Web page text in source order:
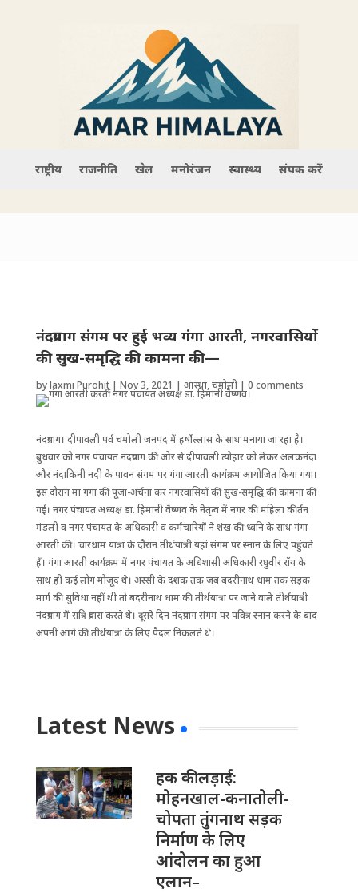
राष्ट्रीय राजनीति खेल मनोरंजन स्वास्थ्य संपर्क करें
नंदप्रयाग संगम पर हुई भव्य गंगा आरती, नगरवासियों
की सुख-समृद्घि की कामना की—
bylaxmi Purohit| Nov 3, 2021 | आस्था,चमोली| 0 comments
नंदप्रयाग। दीपावली पर्व चमोली जनपद में हर्षोल्लास के साथ मनाया जा रहा है।
बुधवार को नगर पंचायत नंदप्रयाग की ओर से दीपावली त्योहार को लेकर अलकनंदा
और नंदाकिनी नदी के पावन संगम पर गंगा आरती कार्यक्रम आयोजित किया गया।
इस दौरान मां गंगा की पूजा-अर्चना कर नगरवासियों की सुख-समृद्घि की कामना की
गई। नगर पंचायत अध्यक्ष डा. हिमानी वैष्णव के नेतृत्व में नगर की महिला कीर्तन
मंडली व नगर पंचायत के अधिकारी व कर्मचारियों ने शंख की ध्वनि के साथ गंगा
आरती की। चारधाम यात्रा के दौरान तीर्थयात्री यहां संगम पर स्नान के ‌लिए पहुंचते
हैं। गंगा आरती कार्यक्रम में नगर पंचायत के अधिशासी अधिकारी रघुवीर रॉय के
साथ ही कई लोग मौजूद थे। अस्सी के दशक तक जब बदरीनाथ धाम तक सड़क
मार्ग की सुविधा नहीं थी तो बदरीनाथ धाम की तीर्थयात्रा पर जाने वाले तीर्थयात्री
नंदप्रयाग में रात्रि प्रवास करते थे। दूसरे दिन नंदप्रयाग संगम पर पवित्र स्नान करने के बाद
अपनी आगे की तीर्थयात्रा के लिए पैदल निकलते थे।
Latest News
हक की लड़ाई:
मोहनखाल-कनातोली-
चोपता तुंगनाथ सड़क
निर्माण के लिए
आंदोलन का हुआ
एलान–